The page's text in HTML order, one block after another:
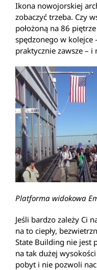
Ikona nowojorskiej
zobaczyć trzeba. Czy
położoną na 86
spędzonego w kolejce
praktycznie zawsze – i
Platforma widokowa
Jeśli bardzo zależy Ci
na to ciepły,
State Building nie jest
na tak dużej
pobyt i nie pozwoli